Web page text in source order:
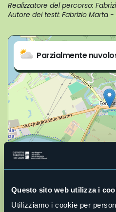
Questo sito web utilizza i
Utilizziamo i cookie per
Realizzatore del percorso:
Autore dei testi: Fabrizio Marta -
Parzialmente
Loc. Fondotoce